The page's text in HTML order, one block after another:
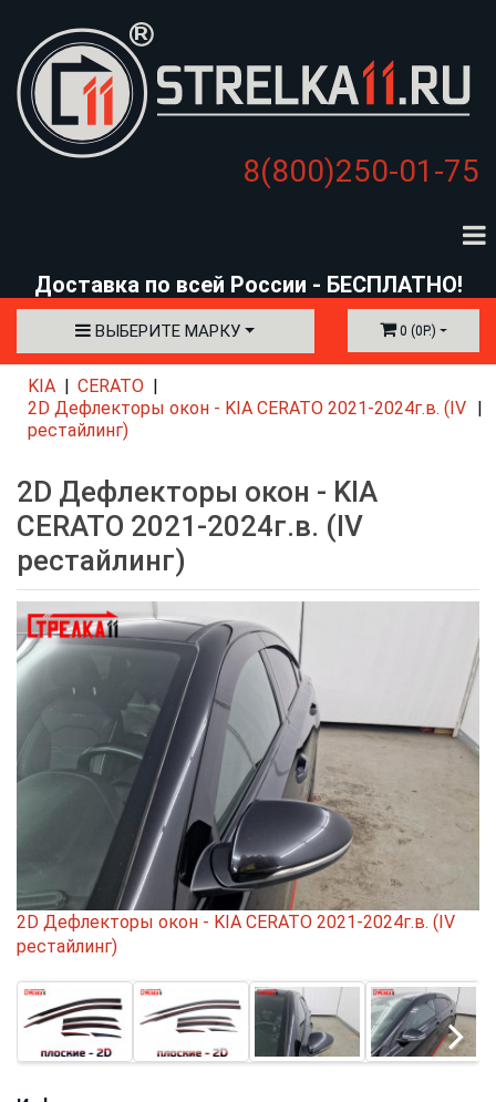
8(800)250-01-75
Доставка по всей России - БЕСПЛАТНО!
ВЫБЕРИТЕ МАРКУ 0 (0Р.)
KIA
CERATO
2D Дефлекторы окон - KIA CERATO 2021-2024г.в. (IV
рестайлинг)
2D Дефлекторы окон - KIA
CERATO 2021-2024г.в. (IV
рестайлинг)
2D Дефлекторы окон - KIA CERATO 2021-2024г.в. (IV
рестайлинг)